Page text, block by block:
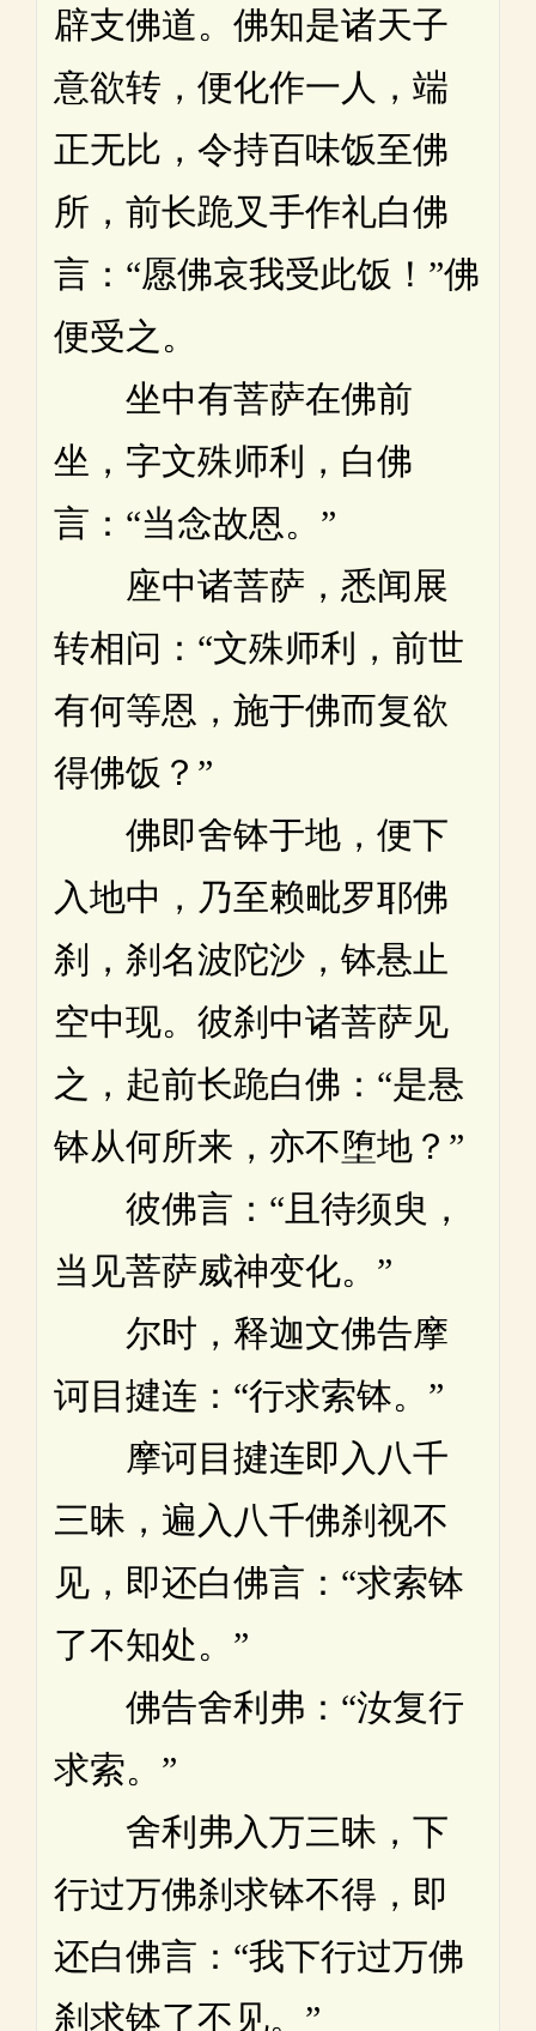
辟支佛道。佛知是诸天子
意欲转，便化作一人，端
正无比，令持百味饭至佛
所，前长跪叉手作礼白佛
言：“愿佛哀我受此饭！”佛
便受之。
坐中有菩萨在佛前
坐，字文殊师利，白佛
言：“当念故恩。”
座中诸菩萨，悉闻展
转相问：“文殊师利，前世
有何等恩，施于佛而复欲
得佛饭？”
佛即舍钵于地，便下
入地中，乃至赖毗罗耶佛
刹，刹名波陀沙，钵悬止
空中现。彼刹中诸菩萨见
之，起前长跪白佛：“是悬
钵从何所来，亦不堕地？”
彼佛言：“且待须臾，
当见菩萨威神变化。”
尔时，释迦文佛告摩
诃目揵连：“行求索钵。”
摩诃目揵连即入八千
三昧，遍入八千佛刹视不
见，即还白佛言：“求索钵
了不知处。”
佛告舍利弗：“汝复行
求索。”
舍利弗入万三昧，下
行过万佛刹求钵不得，即
还白佛言：“我下行过万佛
刹求钵了不见。”